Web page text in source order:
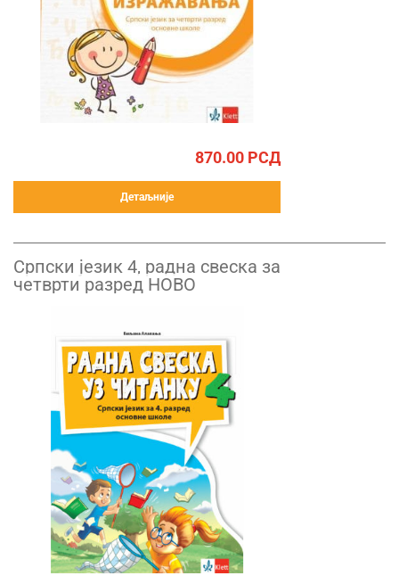
870.00 РСД
Детаљније
Српски језик 4, радна свеска за
четврти разред НОВО